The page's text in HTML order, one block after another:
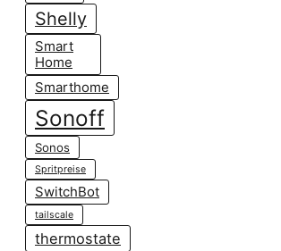
Shelly
Smart
Home
Smarthome
Sonoff
Sonos
Spritpreise
SwitchBot
tailscale
thermostate